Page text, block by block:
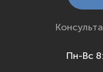
Краснодар
Красноярск
Пн-Вс